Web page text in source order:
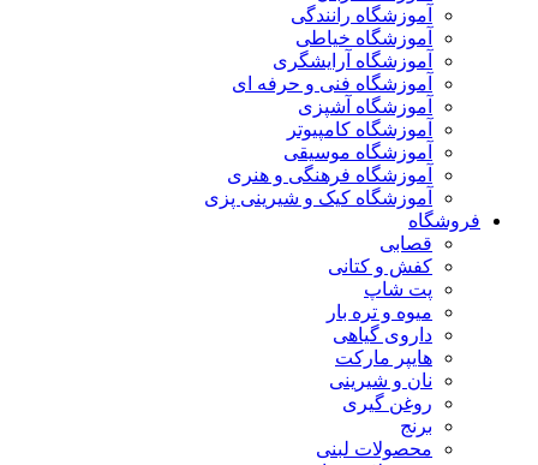
آموزشگاه رانندگی
آموزشگاه خیاطی
آموزشگاه آرایشگری
آموزشگاه فنی و حرفه ای
آموزشگاه آشپزی
آموزشگاه کامپیوتر
آموزشگاه موسیقی
آموزشگاه فرهنگی و هنری
آموزشگاه کیک و شیرینی پزی
فروشگاه
قصابی
کفش و کتانی
پت شاپ
میوه و تره بار
داروی گیاهی
هایپر مارکت
نان و شیرینی
روغن گیری
برنج
محصولات لبنی